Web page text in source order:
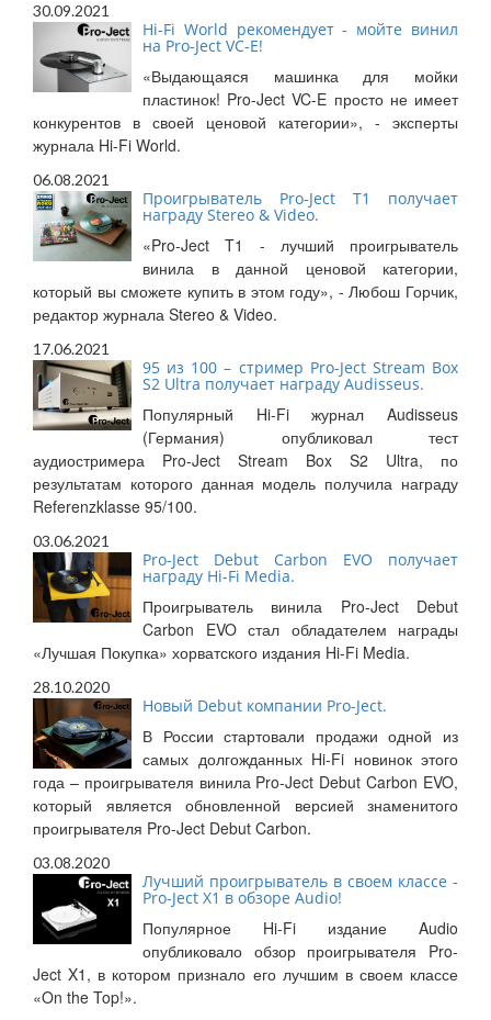
30.09.2021
Hi-Fi World рекомендует - мойте винил
на Pro-Ject VC-E!
«Выдающаяся машинка для мойки
пластинок! Pro-Ject VC-E просто не имеет
конкурентов в своей ценовой категории», - эксперты
журнала Hi-Fi World.
06.08.2021
Проигрыватель Pro-Ject T1 получает
награду Stereo & Video.
«Pro-Ject T1 - лучший проигрыватель
винила в данной ценовой категории,
который вы сможете купить в этом году», - Любош Горчик,
редактор журнала Stereo & Video.
17.06.2021
95 из 100 – стример Pro-Ject Stream Box
S2 Ultra получает награду Audisseus.
Популярный Hi-Fi журнал Audisseus
(Германия) опубликовал тест
аудиостримера Pro-Ject Stream Box S2 Ultra, по
результатам которого данная модель получила награду
Referenzklasse 95/100.
03.06.2021
Pro-Ject Debut Carbon EVO получает
награду Hi-Fi Media.
Проигрыватель винила Pro-Ject Debut
Carbon EVO стал обладателем награды
«Лучшая Покупка» хорватского издания Hi-Fi Media.
28.10.2020
Новый Debut компании Pro-Ject.
В России стартовали продажи одной из
самых долгожданных Hi-Fi новинок этого
года – проигрывателя винила Pro-Ject Debut Carbon EVO,
который является обновленной версией знаменитого
проигрывателя Pro-Ject Debut Carbon.
03.08.2020
Лучший проигрыватель в своем классе -
Pro-Ject X1 в обзоре Audio!
Популярное Hi-Fi издание Audio
опубликовало обзор проигрывателя Pro-
Ject X1, в котором признало его лучшим в своем классе
«On the Top!».